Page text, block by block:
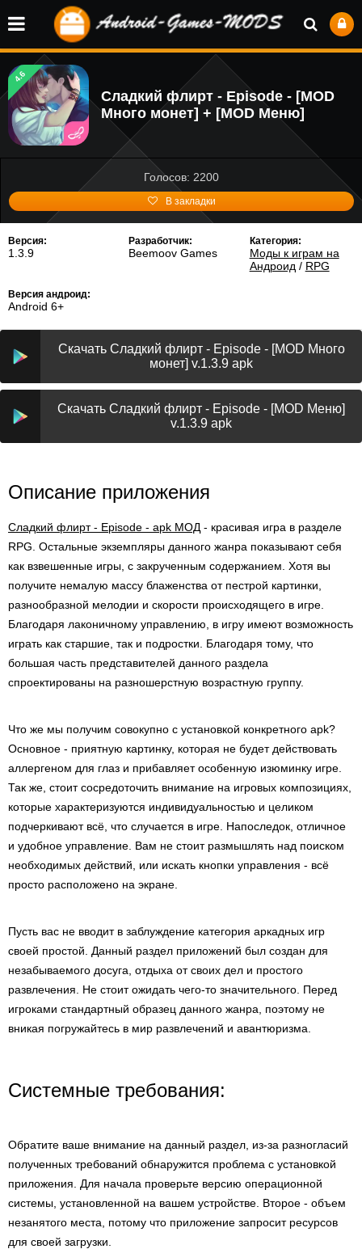
4.6
Сладкий флирт - Episode - [MOD
Много монет] + [MOD Меню]
Голосов: 2200
В закладки
Версия:
1.3.9
Разработчик:
Beemoov Games
Категория:
Моды к играм на
Андроид / RPG
Версия андроид:
Android 6+
Скачать Сладкий флирт - Episode - [MOD Много
монет] v.1.3.9 apk
Скачать Сладкий флирт - Episode - [MOD Меню]
v.1.3.9 apk
Описание приложения
Сладкий флирт - Episode - apk МОД - красивая игра в разделе
RPG. Остальные экземпляры данного жанра показывают себя
как взвешенные игры, с закрученным содержанием. Хотя вы
получите немалую массу блаженства от пестрой картинки,
разнообразной мелодии и скорости происходящего в игре.
Благодаря лаконичному управлению, в игру имеют возможность
играть как старшие, так и подростки. Благодаря тому, что
большая часть представителей данного раздела
спроектированы на разношерстную возрастную группу.
Что же мы получим совокупно с установкой конкретного apk?
Основное - приятную картинку, которая не будет действовать
аллергеном для глаз и прибавляет особенную изюминку игре.
Так же, стоит сосредоточить внимание на игровых композициях,
которые характеризуются индивидуальностью и целиком
подчеркивают всё, что случается в игре. Напоследок, отличное
и удобное управление. Вам не стоит размышлять над поиском
необходимых действий, или искать кнопки управления - всё
просто расположено на экране.
Пусть вас не вводит в заблуждение категория аркадных игр
своей простой. Данный раздел приложений был создан для
незабываемого досуга, отдыха от своих дел и простого
развлечения. Не стоит ожидать чего-то значительного. Перед
игроками стандартный образец данного жанра, поэтому не
вникая погружайтесь в мир развлечений и авантюризма.
Системные требования:
Обратите ваше внимание на данный раздел, из-за разногласий
полученных требований обнаружится проблема с установкой
приложения. Для начала проверьте версию операционной
системы, установленной на вашем устройстве. Второе - объем
незанятого места, потому что приложение запросит ресурсов
для своей загрузки.